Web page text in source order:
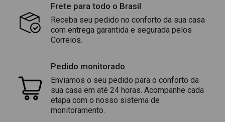
Frete para todo o Brasil
Receba seu pedido no conforto da sua casa
com entrega garantida e segurada pelos
Correios.
Pedido monitorado
Enviamos o seu pedido para o conforto da
sua casa em até 24 horas. Acompanhe cada
etapa com o nosso sistema de
monitoramento.